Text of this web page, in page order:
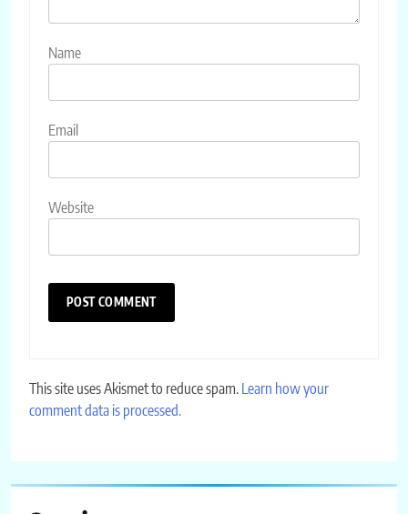
Name
Email
Website
This site uses Akismet to reduce spam. Learn how your
comment data is processed.